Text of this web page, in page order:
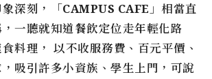
深刻，
「CAMPUS CAFE」 相當直
一聽就知道餐飲定位走年輕化路
料理， 以不收服務費、百元平價、
吸引許多小資族、學生上門，可說